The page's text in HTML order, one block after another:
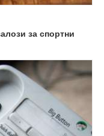
за спортни